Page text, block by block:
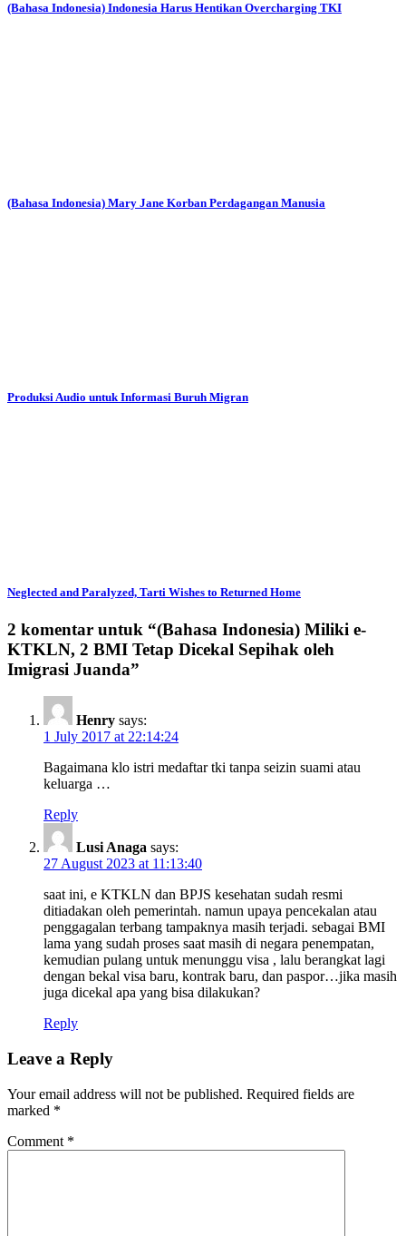
(Bahasa Indonesia) Indonesia Harus Hentikan Overcharging TKI
(Bahasa Indonesia) Mary Jane Korban Perdagangan Manusia
Produksi Audio untuk Informasi Buruh Migran
Neglected and Paralyzed, Tarti Wishes to Returned Home
2 komentar untuk “(Bahasa Indonesia) Miliki e-
KTKLN, 2 BMI Tetap Dicekal Sepihak oleh
Imigrasi Juanda”
Henry says:
1 July 2017 at 22:14:24
Bagaimana klo istri medaftar tki tanpa seizin suami atau
keluarga …
Reply
Lusi Anaga says:
27 August 2023 at 11:13:40
saat ini, e KTKLN dan BPJS kesehatan sudah resmi
ditiadakan oleh pemerintah. namun upaya pencekalan atau
penggagalan terbang tampaknya masih terjadi. sebagai BMI
lama yang sudah proses saat masih di negara penempatan,
kemudian pulang untuk menunggu visa , lalu berangkat lagi
dengan bekal visa baru, kontrak baru, dan paspor…jika masih
juga dicekal apa yang bisa dilakukan?
Reply
Leave a Reply
Your email address will not be published. Required fields are
marked *
Comment *